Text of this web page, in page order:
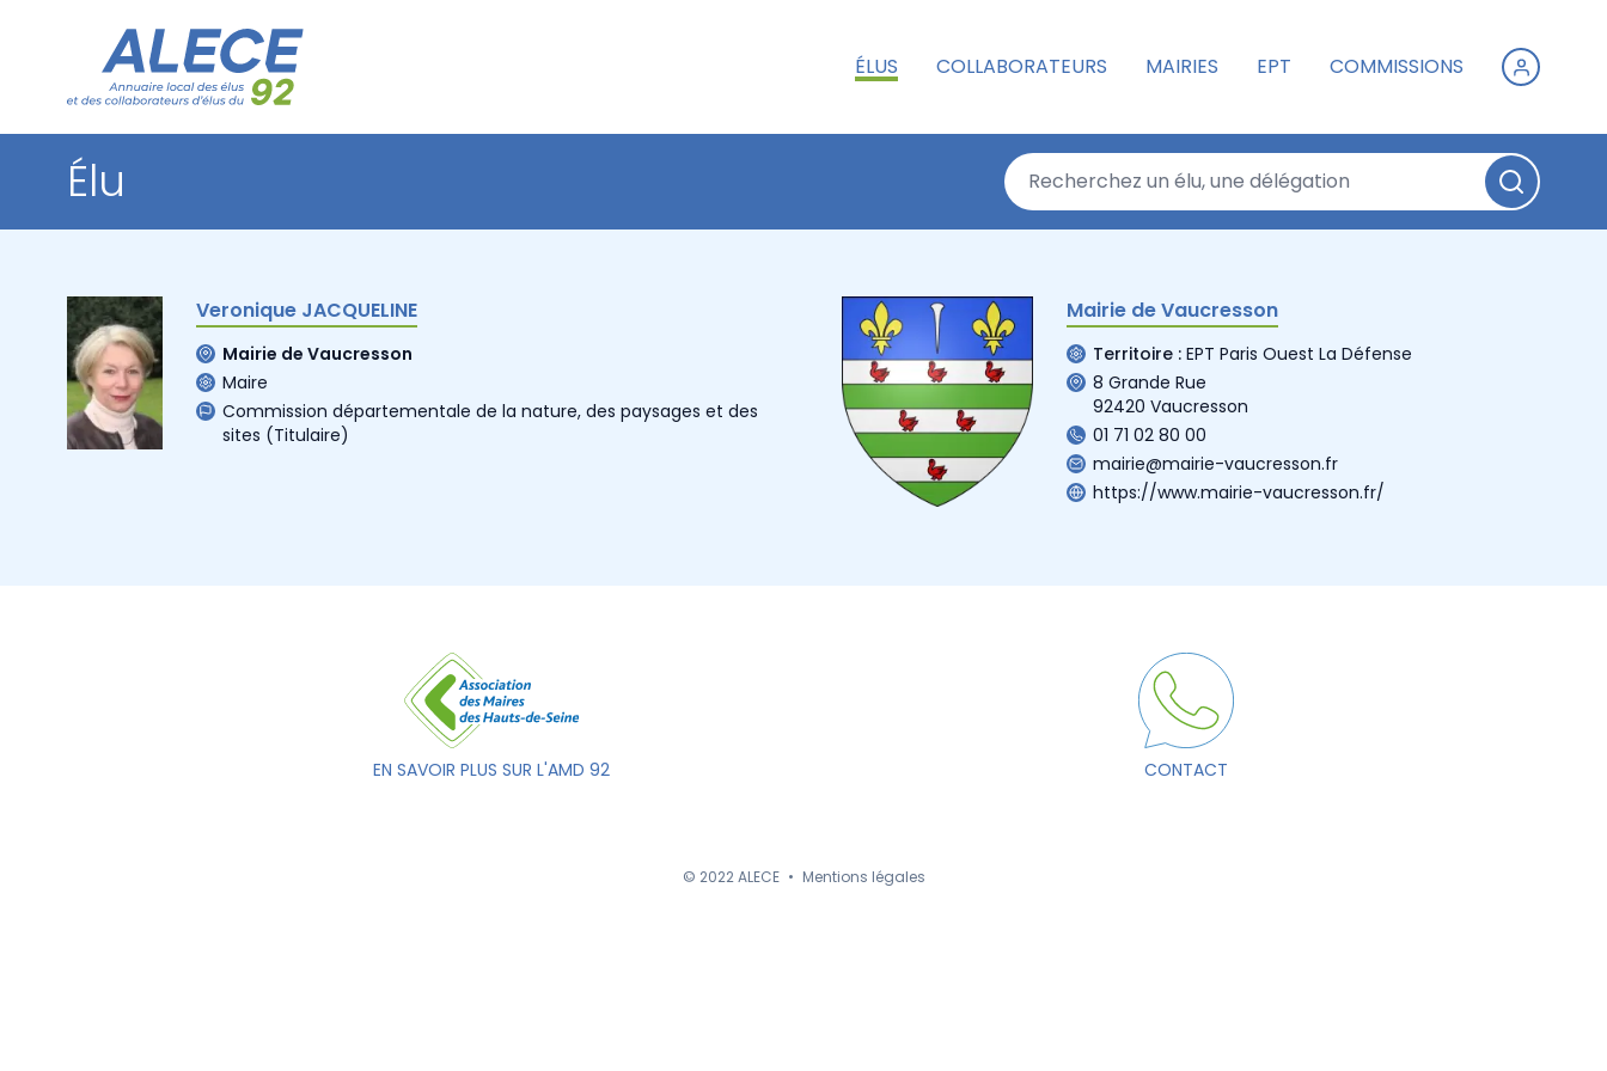
ÉLUS COLLABORATEURS MAIRIES EPT COMMISSIONS
Élu
Veronique JACQUELINE
Mairie de Vaucresson
Maire
Commission départementale de la nature, des paysages et des
sites (Titulaire)
Mairie de Vaucresson
Territoire : EPT Paris Ouest La Défense
8 Grande Rue
92420 Vaucresson
01 71 02 80 00
mairie@mairie-vaucresson.fr
https://www.mairie-vaucresson.fr/
EN SAVOIR PLUS SUR L'AMD 92 CONTACT
© 2022 ALECE • Mentions légales